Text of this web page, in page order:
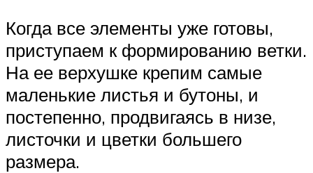
Когда все элементы уже готовы,
приступаем к формированию ветки.
На ее верхушке крепим самые
маленькие листья и бутоны, и
постепенно, продвигаясь в низе,
листочки и цветки большего
размера.